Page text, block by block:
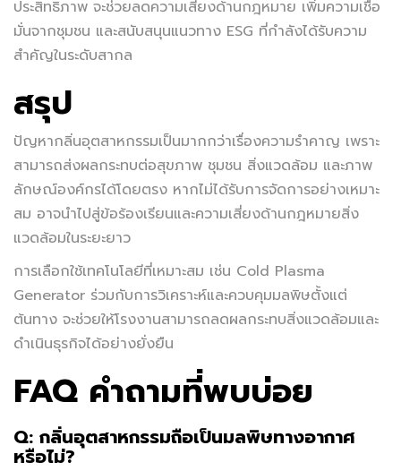
ประสิทธิภาพ จะช่วยลดความเสี่ยงด้านกฎหมาย เพิ่มความเชื่อ
มั่นจากชุมชน และสนับสนุนแนวทาง ESG ที่กำลังได้รับความ
สำคัญในระดับสากล
สรุป
ปัญหากลิ่นอุตสาหกรรมเป็นมากกว่าเรื่องความรำคาญ เพราะ
สามารถส่งผลกระทบต่อสุขภาพ ชุมชน สิ่งแวดล้อม และภาพ
ลักษณ์องค์กรได้โดยตรง หากไม่ได้รับการจัดการอย่างเหมาะ
สม อาจนำไปสู่ข้อร้องเรียนและความเสี่ยงด้านกฎหมายสิ่ง
แวดล้อมในระยะยาว
การเลือกใช้เทคโนโลยีที่เหมาะสม เช่น Cold Plasma
Generator ร่วมกับการวิเคราะห์และควบคุมมลพิษตั้งแต่
ต้นทาง จะช่วยให้โรงงานสามารถลดผลกระทบสิ่งแวดล้อมและ
ดำเนินธุรกิจได้อย่างยั่งยืน
FAQ คำถามที่พบบ่อย
Q: กลิ่นอุตสาหกรรมถือเป็นมลพิษทางอากาศ
หรือไม่?